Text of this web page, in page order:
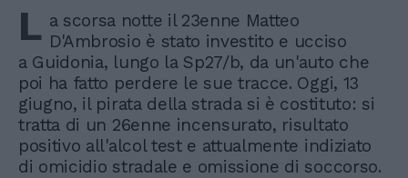
L a scorsa notte il 23enne Matteo
D'Ambrosio è stato investito e ucciso
a Guidonia, lungo la Sp27/b, da un'auto che
poi ha fatto perdere le sue tracce. Oggi, 13
giugno, il pirata della strada si è costituto: si
tratta di un 26enne incensurato, risultato
positivo all'alcol test e attualmente indiziato
di omicidio stradale e omissione di soccorso.